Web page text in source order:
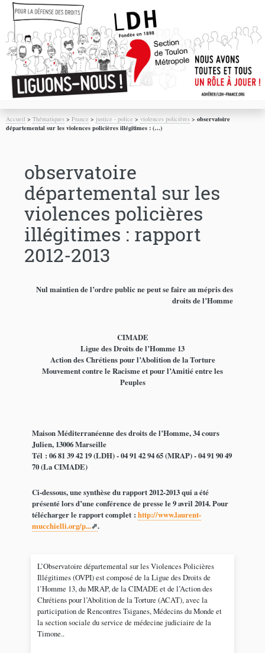
Accueil >Thématiques >France > justice - police >violences policières >observatoire
départemental sur les violences policières illégitimes : (…)
observatoire
départemental sur les
violences policières
illégitimes : rapport
2012-2013
Nul maintien de l’ordre public ne peut se faire au mépris des
droits de l’Homme
CIMADE
Ligue des Droits de l’Homme 13
Action des Chrétiens pour l’Abolition de la Torture
Mouvement contre le Racisme et pour l’Amitié entre les
Peuples
Maison Méditerranéenne des droits de l’Homme, 34 cours
Julien, 13006 Marseille
Tél : 06 81 39 42 19 (LDH) - 04 91 42 94 65 (MRAP) - 04 91 90 49
70 (La CIMADE)
Ci-dessous, une synthèse du rapport 2012-2013 qui a été
présenté lors d’une conférence de presse le 9 avril 2014. Pour
télécharger le rapport complet : http://www.laurent-
mucchielli.org/p...
.
L’Observatoire départemental sur les Violences Policières
Illégitimes (OVPI) est composé de la Ligue des Droits de
l’Homme 13, du MRAP, de la CIMADE et de l’Action des
Chrétiens pour l’Abolition de la Torture (ACAT), avec la
participation de Rencontres Tsiganes, Médecins du Monde et
la section sociale du service de médecine judiciaire de la
Timone..